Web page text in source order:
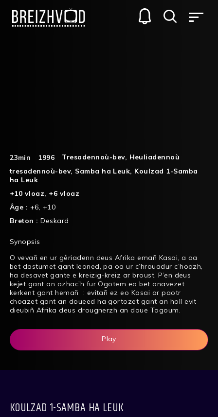
23min 1996 Tresadennoù-bev, Heuliadennoù
tresadennoù-bev, Samba ha Leuk, Koulzad 1-Samba
ha Leuk
+10 vloaz, +6 vloaz
Âge : +6, +10
Breton :Deskard
Synopsis
O vevañ en ur gêriadenn deus Afrika emañ Kasai, a oa
bet dastumet gant leoned, pa oa ur c’hrouadur c’hoazh,
ha desavet gante e kreizig-kreiz ar broust. P’en deus
kejet gant an ozhac’h fur Ogotem eo bet anavezet
kerkent gant hemañ : evitañ ez eo Kasai ar paotr
choazet gant an doueed ha gortozet gant an holl evit
dieubiñ Afrika deus drougnerzh an doue Togoum.
Play
KOULZAD 1-SAMBA HA LEUK